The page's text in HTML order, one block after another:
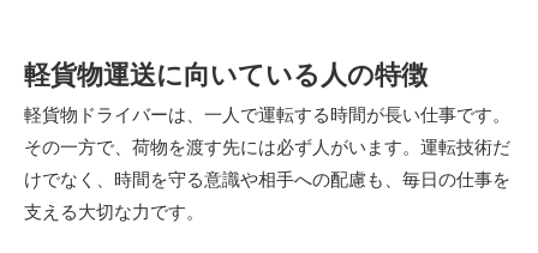
軽貨物運送に向いている人の特徴
軽貨物ドライバーは、一人で運転する時間が長い仕事です。
その一方で、荷物を渡す先には必ず人がいます。運転技術だ
けでなく、時間を守る意識や相手への配慮も、毎日の仕事を
支える大切な力です。